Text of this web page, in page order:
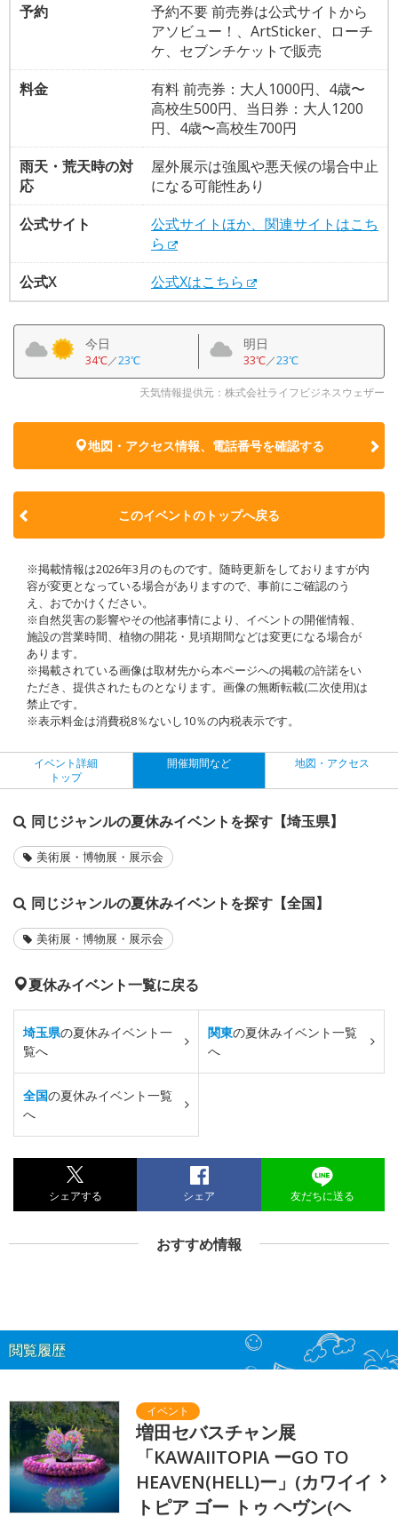
予約
予約不要 前売券は公式サイトから
アソビュー！、ArtSticker、ローチ
ケ、セブンチケットで販売
料金
有料 前売券：大人1000円、4歳〜
高校生500円、当日券：大人1200
円、4歳〜高校生700円
雨天・荒天時の対
応
屋外展示は強風や悪天候の場合中止
になる可能性あり
公式サイト
公式サイトほか、関連サイトはこち
ら
公式X
公式Xはこちら
今日
34℃／23℃
明日
33℃／23℃
天気情報提供元：株式会社ライフビジネスウェザー
地図・アクセス情報、電話番号を確認する
このイベントのトップへ戻る
※掲載情報は2026年3月のものです。随時更新をしておりますが内
容が変更となっている場合がありますので、事前にご確認のう
え、おでかけください。
※自然災害の影響やその他諸事情により、イベントの開催情報、
施設の営業時間、植物の開花・見頃期間などは変更になる場合が
あります。
※掲載されている画像は取材先から本ページへの掲載の許諾をい
ただき、提供されたものとなります。画像の無断転載(二次使用)は
禁止です。
※表示料金は消費税8％ないし10％の内税表示です。
イベント詳細
トップ
開催期間など 地図・アクセス
同じジャンルの夏休みイベントを探す【埼玉県】
美術展・博物展・展示会
同じジャンルの夏休みイベントを探す【全国】
美術展・博物展・展示会
夏休みイベント一覧に戻る
埼玉県の夏休みイベント一
覧へ
関東の夏休みイベント一覧
へ
全国の夏休みイベント一覧
へ
シェアする シェア 友だちに送る
おすすめ情報
閲覧履歴
増田セバスチャン展
「KAWAIITOPIA ーGO TO
HEAVEN(HELL)ー」(カワイイ
トピア ゴー トゥ ヘヴン(ヘ